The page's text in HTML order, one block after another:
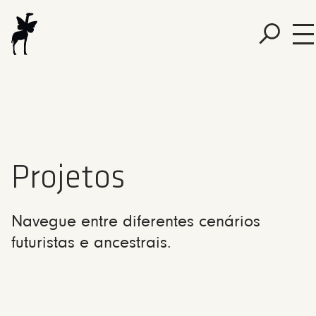
Projetos
Navegue entre diferentes cenários
futuristas e ancestrais.